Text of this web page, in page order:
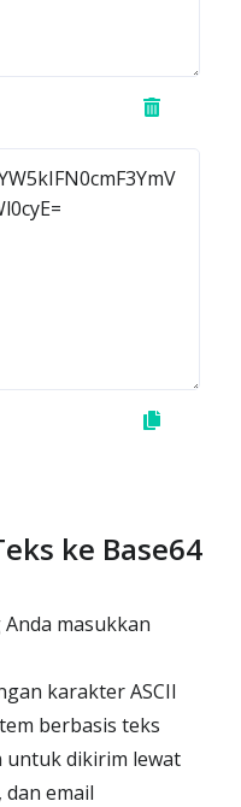
ke Base64
masukkan
karakter ASCII
berbasis teks
untuk dikirim lewat
email